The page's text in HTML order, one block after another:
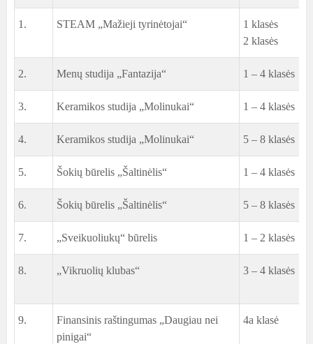
1. STEAM „Mažieji tyrinėtojai“
1 klasės
2 klasės
2. Menų studija „Fantazija“ 1 – 4 klasės
3. Keramikos studija „Molinukai“ 1 – 4 klasės
4. Keramikos studija „Molinukai“ 5 – 8 klasės
5. Šokių būrelis „Šaltinėlis“ 1 – 4 klasės
6. Šokių būrelis „Šaltinėlis“ 5 – 8 klasės
7. „Sveikuoliukų“ būrelis 1 – 2 klasės
8. „Vikruolių klubas“ 3 – 4 klasės
9.
Finansinis raštingumas „Daugiau nei
pinigai“
4a klasė